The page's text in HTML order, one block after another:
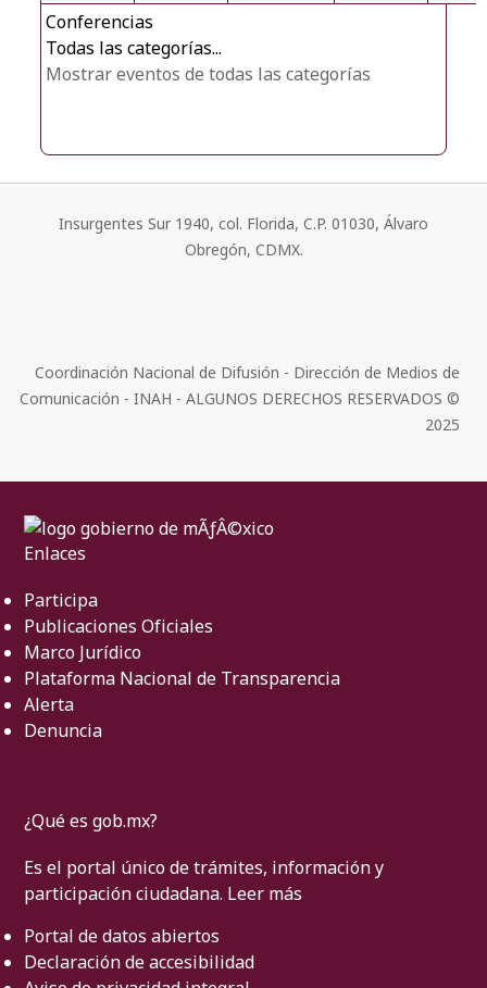
Conferencias
Todas las categorías...
Mostrar eventos de todas las categorías
Insurgentes Sur 1940, col. Florida, C.P. 01030, Álvaro
Obregón, CDMX.
Coordinación Nacional de Difusión - Dirección de Medios de
Comunicación - INAH - ALGUNOS DERECHOS RESERVADOS ©
2025
Enlaces
Participa
Publicaciones Oficiales
Marco Jurídico
Plataforma Nacional de Transparencia
Alerta
Denuncia
¿Qué es gob.mx?
Es el portal único de trámites, información y
participación ciudadana. Leer más
Portal de datos abiertos
Declaración de accesibilidad